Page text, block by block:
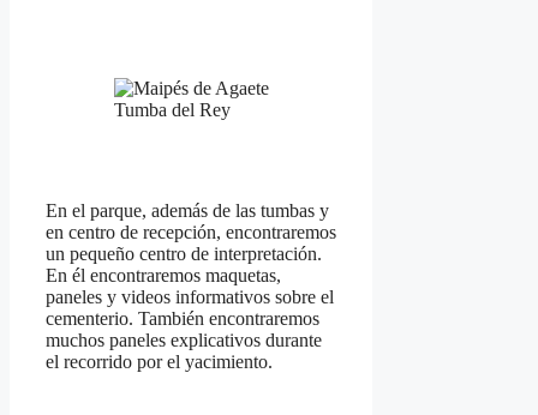
Tumba del Rey
En el parque, además de las tumbas y
en centro de recepción, encontraremos
un pequeño centro de interpretación.
En él encontraremos maquetas,
paneles y videos informativos sobre el
cementerio. También encontraremos
muchos paneles explicativos durante
el recorrido por el yacimiento.